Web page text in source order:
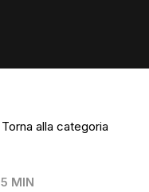
Torna alla categoria
5 MIN